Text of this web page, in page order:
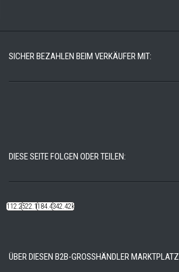
SICHER BEZAHLEN BEIM VERKÄUFER MIT:
DIESE SEITE FOLGEN ODER TEILEN:
112.22k522.14k184.48k342.42k
ÜBER DIESEN B2B-GROSSHÄNDLER MARKTPLATZ